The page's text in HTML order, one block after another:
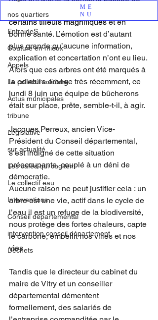
ME
NU
nos quartiers
EntraideS
Couture en mieux
Appels
Le collectif solidaire
Actus municipales
tribune
Legislative
sur actualité
Les cafés qui cogitent
Le collectif eau
Interventions
Conseil départemental
intervention conseil département
Déchets
l’abattage prévu de 90 arbres, dont
certains tilleuls magnifiques et en
bonne santé. L’émotion est d’autant
plus grande qu’aucune information,
explication et concertation n’ont eu lieu.
Alors que ces arbres ont été marqués à
la peinture orange très récemment, ce
lundi 8 juin une équipe de bûcherons
était sur place, prête, semble-t-il, à agir.
Jacques Perreux, ancien Vice-
Président du Conseil départemental,
s’est indigné de cette situation
préoccupante, couplé à un déni de
démocratie.
Aucune raison ne peut justifier cela : un
arbre est une vie, actif dans le cycle de
l’eau il est un refuge de la biodiversité,
nous protège des fortes chaleurs, capte
le carbone, embellit nos villes et nos
vies.
Tandis que le directeur du cabinet du
maire de Vitry et un conseiller
départemental démentent
formellement, des salariés de